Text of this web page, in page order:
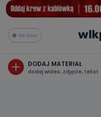
Na żywo
DODAJ MATERIAŁ
dodaj wideo, zdjęcie, tekst